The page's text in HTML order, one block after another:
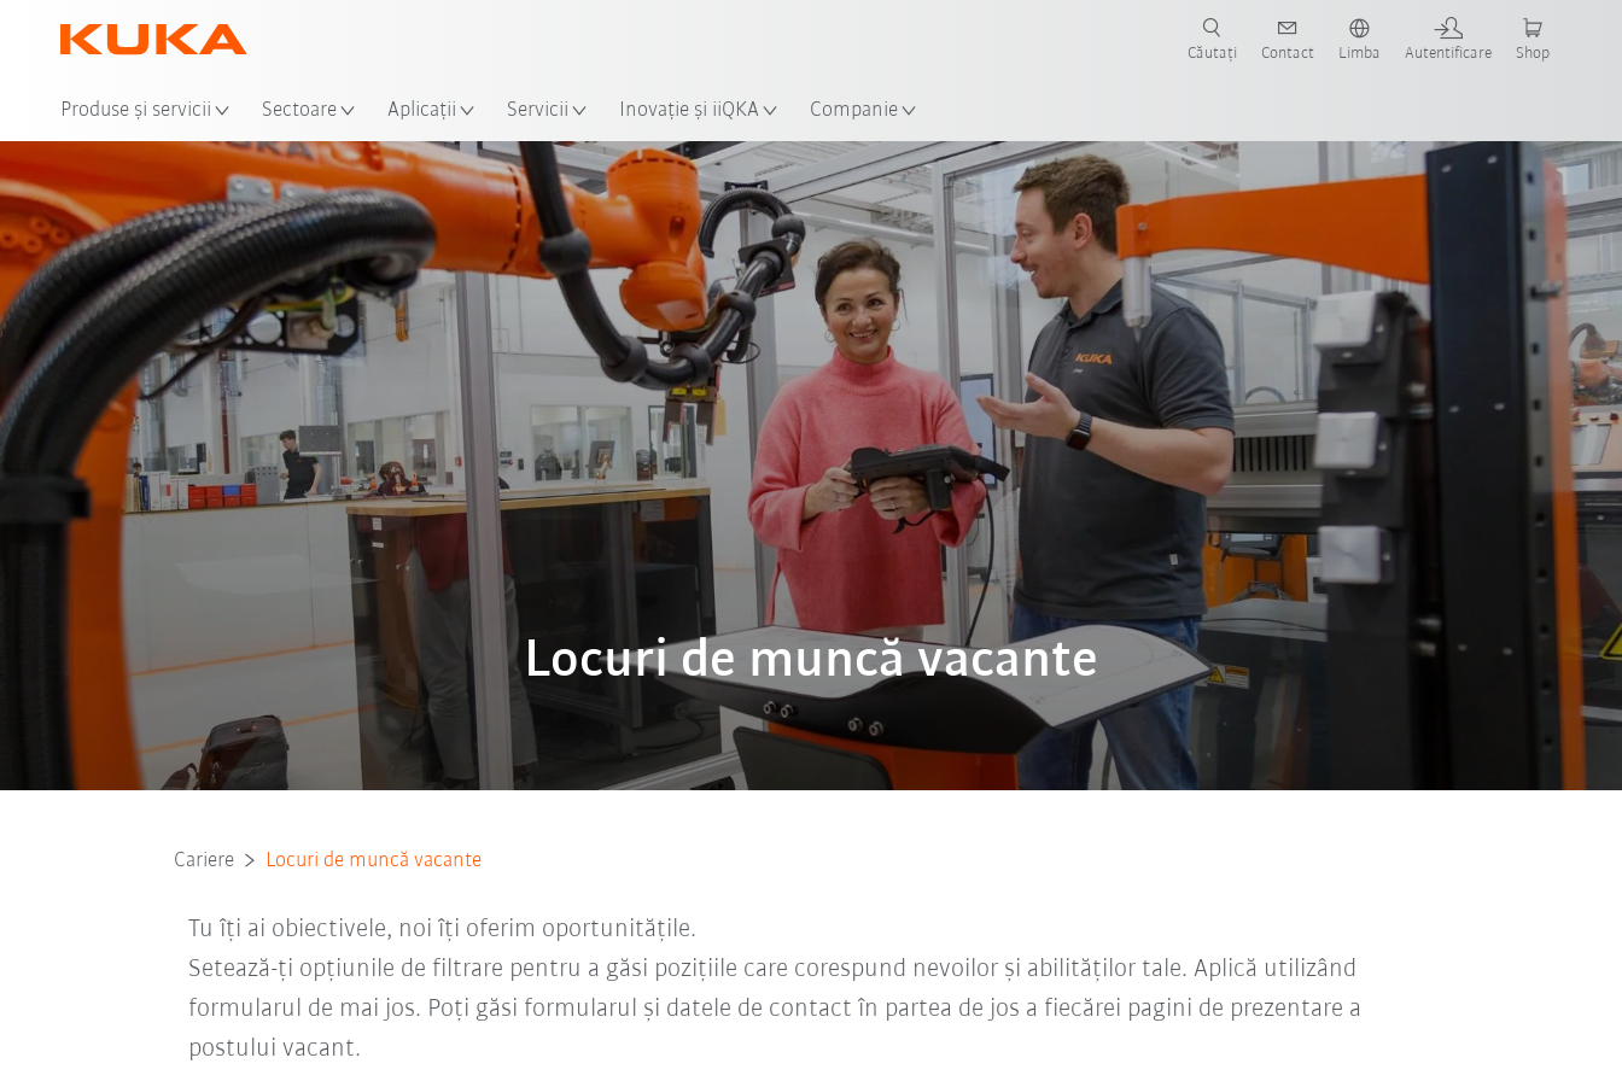
Produse şi servicii Sectoare Aplicații Servicii Inovație și iiQKA Companie
Căutați Contact Limba Autentificare Shop
Locuri de muncă vacante
Cariere Locuri de muncă vacante
Tu îți ai obiectivele, noi îți oferim oportunitățile.
Setează-ți opțiunile de filtrare pentru a găsi pozițiile care corespund nevoilor și abilităților tale. Aplică utilizând
formularul de mai jos. Poți găsi formularul și datele de contact în partea de jos a fiecărei pagini de prezentare a
postului vacant.